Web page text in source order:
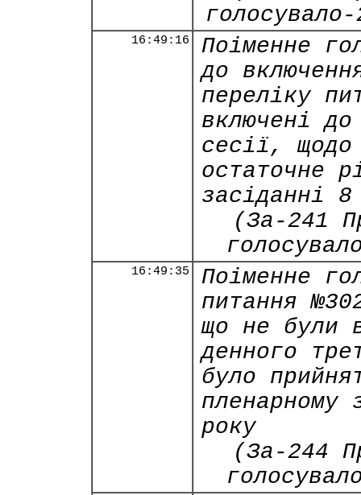
16:49:16
Поіменне
до
переліку
включені
сесії, щодо
остаточне
засіданні
(За-241
16:49:35
Поіменне
питання
що не були
денного
було
пленарному
року
(За-244